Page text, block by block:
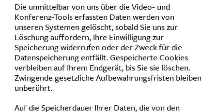
Die unmittelbar von uns über die Video- und
Konferenz-Tools erfassten Daten werden von
unseren Systemen gelöscht, sobald Sie uns zur
Löschung auffordern, Ihre Einwilligung zur
Speicherung widerrufen oder der Zweck für die
Datenspeicherung entfällt. Gespeicherte Cookies
verbleiben auf Ihrem Endgerät, bis Sie sie löschen.
Zwingende gesetzliche Aufbewahrungsfristen bleiben
unberührt.
Auf die Speicherdauer Ihrer Daten, die von den